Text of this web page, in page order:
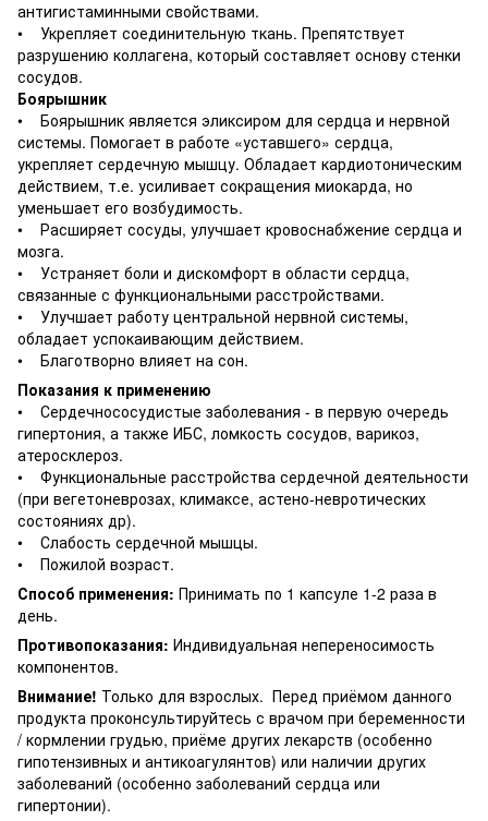
антигистаминными свойствами.
• Укрепляет соединительную ткань. Препятствует
разрушению коллагена, который составляет основу стенки
сосудов.
Боярышник
• Боярышник является эликсиром для сердца и нервной
системы. Помогает в работе «уставшего» сердца,
укрепляет сердечную мышцу. Обладает кардиотоническим
действием, т.е. усиливает сокращения миокарда, но
уменьшает его возбудимость.
• Расширяет сосуды, улучшает кровоснабжение сердца и
мозга.
• Устраняет боли и дискомфорт в области сердца,
связанные с функциональными расстройствами.
• Улучшает работу центральной нервной системы,
обладает успокаивающим действием.
• Благотворно влияет на сон.
Показания к применению
• Сердечнососудистые заболевания - в первую очередь
гипертония, а также ИБС, ломкость сосудов, варикоз,
атеросклероз.
• Функциональные расстройства сердечной деятельности
(при вегетоневрозах, климаксе, астено-невротических
состояниях др).
• Слабость сердечной мышцы.
• Пожилой возраст.
Способ применения: Принимать по 1 капсуле 1-2 раза в
день.
Противопоказания: Индивидуальная непереносимость
компонентов.
Внимание! Только для взрослых. Перед приёмом данного
продукта проконсультируйтесь с врачом при беременности
/ кормлении грудью, приёме других лекарств (особенно
гипотензивных и антикоагулянтов) или наличии других
заболеваний (особенно заболеваний сердца или
гипертонии).